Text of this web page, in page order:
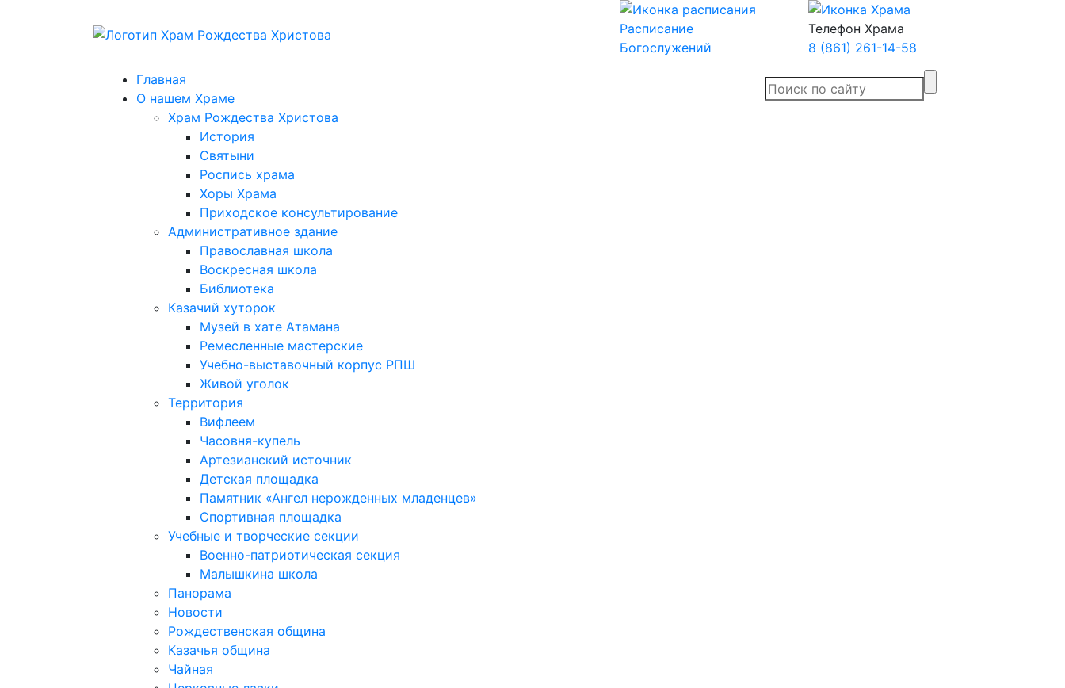
Расписание
Богослужений
Телефон Храма
8 (861) 261-14-58
Главная
О нашем Храме
Храм Рождества Христова
История
Святыни
Роспись храма
Хоры Храма
Приходское консультирование
Административное здание
Православная школа
Воскресная школа
Библиотека
Казачий хуторок
Музей в хате Атамана
Ремесленные мастерские
Учебно-выставочный корпус РПШ
Живой уголок
Территория
Вифлеем
Часовня-купель
Артезианский источник
Детская площадка
Памятник «Ангел нерожденных младенцев»
Спортивная площадка
Учебные и творческие секции
Военно-патриотическая секция
Малышкина школа
Панорама
Новости
Рождественская община
Казачья община
Чайная